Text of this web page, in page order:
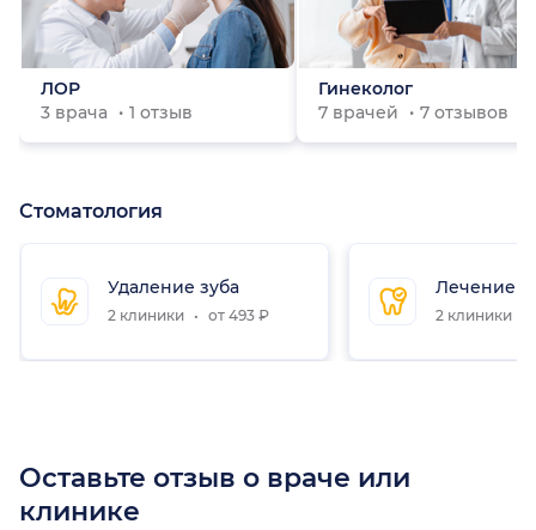
ЛОР
3 врача
1 отзыв
Гинеколог
7 врачей
7 отзывов
Стоматология
Удаление зуба
2 клиники от 493 ₽
Лечение
2 клиники
Оставьте отзыв о враче или
клинике